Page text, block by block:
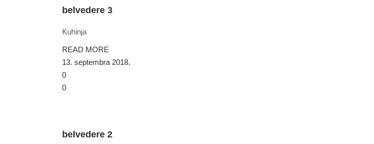
belvedere 3
Kuhinja
READ MORE
13. septembra 2018.
0
0
belvedere 2